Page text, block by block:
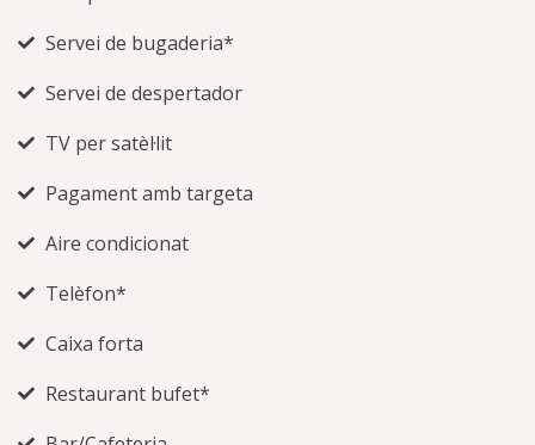
Servei de bugaderia*
Servei de despertador
TV per satèl·lit
Pagament amb targeta
Aire condicionat
Telèfon*
Caixa forta
Restaurant bufet*